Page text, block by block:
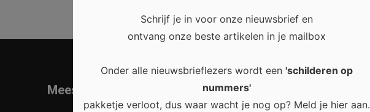
Meest recent Popular
Schrijf je in voor onze nieuwsbrief en
ontvang onze beste artikelen in je mailbox
Onder alle nieuwsbrieflezers wordt een 'schilderen op
nummers'
pakketje verloot, dus waar wacht je nog op? Meld je hier aan.